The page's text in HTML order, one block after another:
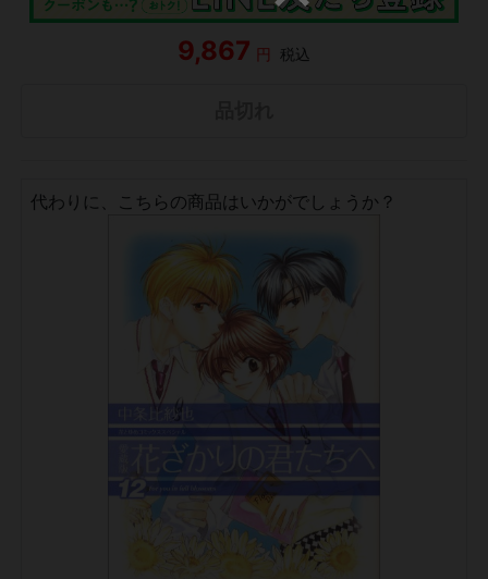
9,867 円 税込
代わりに、こちらの商品はいかがでしょうか？